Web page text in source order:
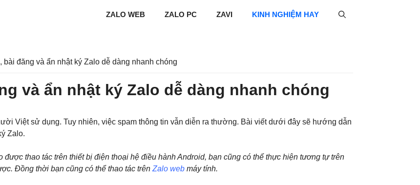
ZALO WEB ZALO PC ZAVI KINH NGHIỆM HAY
bài đăng và ẩn nhật ký Zalo dễ dàng nhanh chóng
và ẩn nhật ký Zalo dễ dàng nhanh chóng
Việt sử dụng. Tuy nhiên, việc spam thông tin vẫn diễn ra thường. Bài viết dưới đây sẽ hướng dẫn
Zalo.
thao tác trên thiết bị điện thoại hệ điều hành Android, bạn cũng có thể thực hiện tương tự trên
Đồng thời bạn cũng có thể thao tác trên Zalo web máy tính.